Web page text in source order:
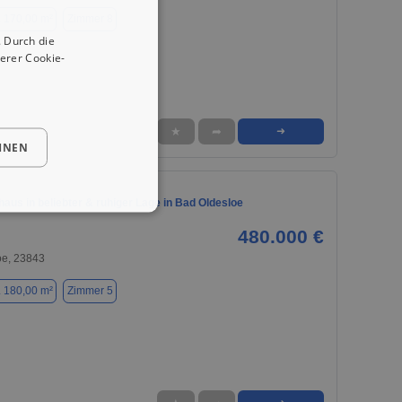
★ ➦ ➜
in beliebter & ruhiger Lage in Bad Oldesloe
480.000 €
23843
180,00 m² Zimmer 5
die
Cookie-